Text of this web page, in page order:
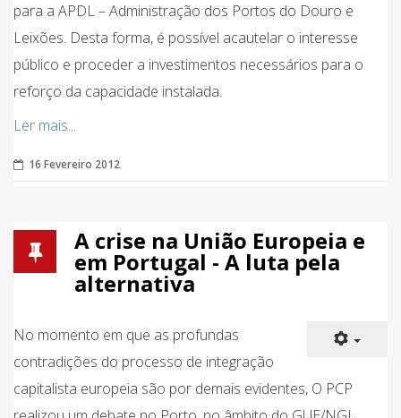
para a APDL – Administração dos Portos do Douro e
Leixões. Desta forma, é possível acautelar o interesse
público e proceder a investimentos necessários para o
reforço da capacidade instalada.
Ler mais...
16 Fevereiro 2012
A crise na União Europeia e
em Portugal - A luta pela
alternativa
No momento em que as profundas
contradições do processo de integração
capitalista europeia são por demais evidentes, O PCP